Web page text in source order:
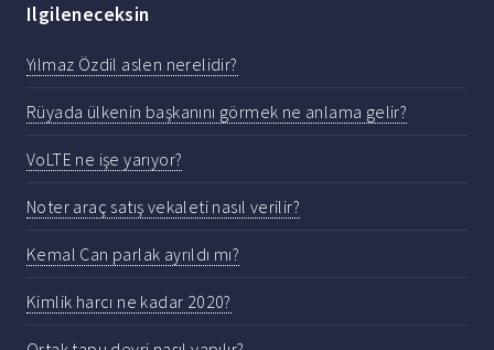
Ilgileneceksin
Yılmaz Özdil aslen nerelidir?
Rüyada ülkenin başkanını görmek ne anlama gelir?
VoLTE ne işe yarıyor?
Noter araç satış vekaleti nasıl verilir?
Kemal Can parlak ayrıldı mı?
Kimlik harcı ne kadar 2020?